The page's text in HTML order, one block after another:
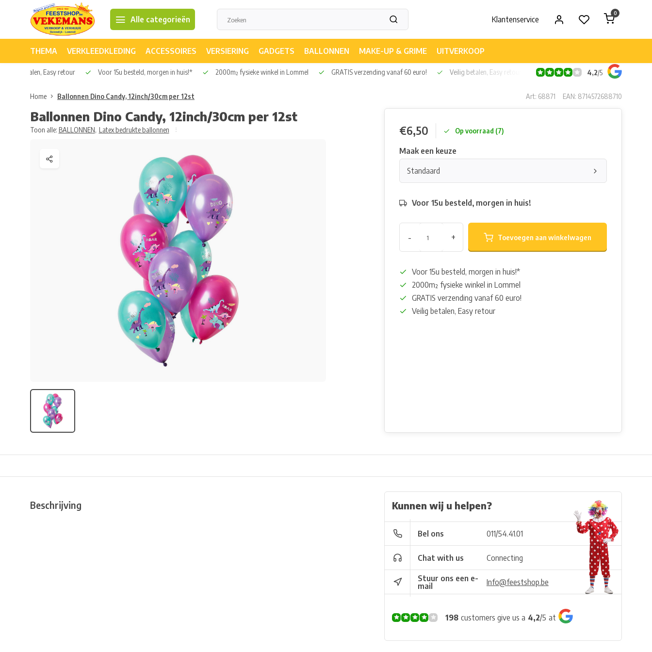
Alle categorieën Klantenservice
0
THEMA VERKLEEDKLEDING ACCESSOIRES VERSIERING GADGETS BALLONNEN MAKE-UP & GRIME UITVERKOOP
Veilig betalen, Easy retour Voor 15u besteld, morgen in huis!* 2000m² fysieke winkel in Lommel GRATIS verzending vanaf 60 euro! Veilig betalen, Easy retour 4,2/5
Home Ballonnen Dino Candy, 12inch/30cm per 12st Art: 68871 EAN: 8714572688710
Ballonnen Dino Candy, 12inch/30cm per 12st
Toon alle: BALLONNEN, Latex bedrukte ballonnen €6,50 Op voorraad (7)
Maak een keuze
Standaard
Voor 15u besteld, morgen in huis!
- + Toevoegen aan winkelwagen
Voor 15u besteld, morgen in huis!*
2000m² fysieke winkel in Lommel
GRATIS verzending vanaf 60 euro!
Veilig betalen, Easy retour
Beschrijving Kunnen wij u helpen?
Bel ons 011/54.41.01
Chat with us Connecting
Stuur ons een e-
mail
Info@feestshop.be
198 customers give us a 4,2/5 at